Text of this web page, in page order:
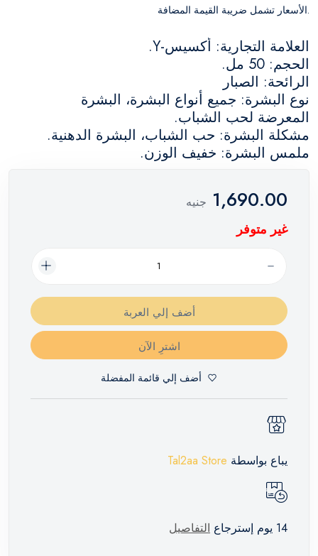
.الأسعار تشمل ضريبة القيمة المضافة
العلامة التجارية: أكسيس-Y.
الحجم: 50 مل.
الرائحة: الصبار
نوع البشرة: جميع أنواع البشرة، البشرة
المعرضة لحب الشباب.
مشكلة البشرة: حب الشباب، البشرة الدهنية.
ملمس البشرة: خفيف الوزن.
1,690.00 جنيه
غير متوفر
أضف إلي العربة
اشترِ الآن
أضف إلي قائمة المفضلة
يباع بواسطة Tal2aa Store
14 يوم إسترجاع التفاصيل